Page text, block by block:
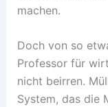
machen.
Doch von so
Professor für
nicht beirren.
System, das die